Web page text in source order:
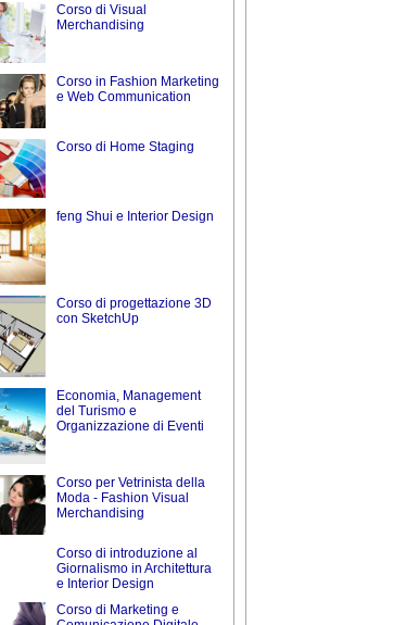
Corso di Visual
Merchandising
Corso in Fashion Marketing
e Web Communication
Corso di Home Staging
feng Shui e Interior Design
Corso di progettazione 3D
con SketchUp
Economia, Management
del Turismo e
Organizzazione di Eventi
Corso per Vetrinista della
Moda - Fashion Visual
Merchandising
Corso di introduzione al
Giornalismo in Architettura
e Interior Design
Corso di Marketing e